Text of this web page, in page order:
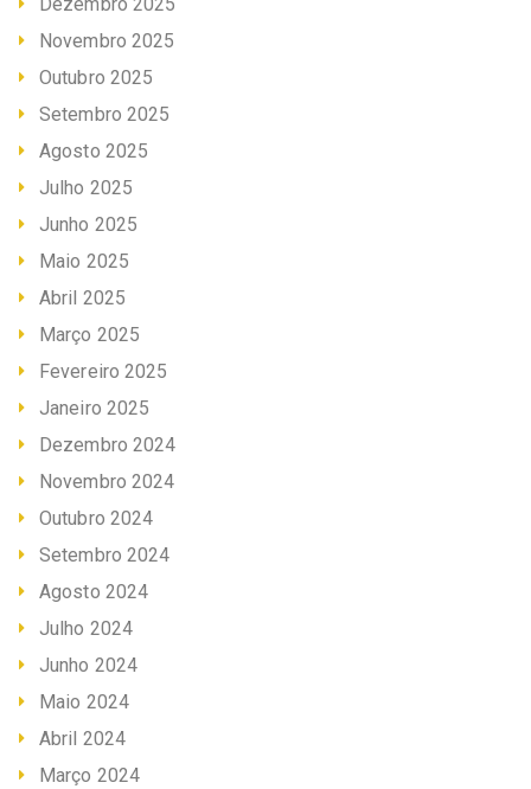
Novembro 2025
Outubro 2025
Setembro 2025
Agosto 2025
Julho 2025
Junho 2025
Maio 2025
Abril 2025
Março 2025
Fevereiro 2025
Janeiro 2025
Dezembro 2024
Novembro 2024
Outubro 2024
Setembro 2024
Agosto 2024
Julho 2024
Junho 2024
Maio 2024
Abril 2024
Março 2024